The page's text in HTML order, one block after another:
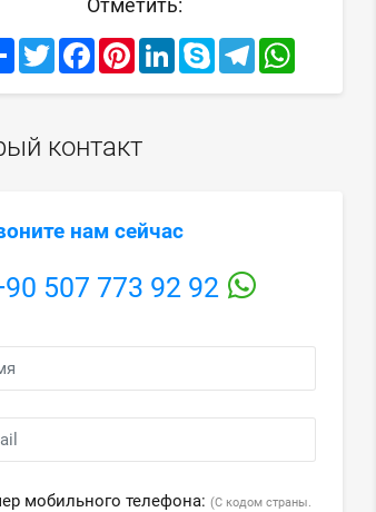
Отметить:
ShareTwitterFacebookPinterestLinkedInSkypeTelegramWhatsApp
контакт
нам сейчас
507 773 92 92
мобильного телефона: (С кодом страны.